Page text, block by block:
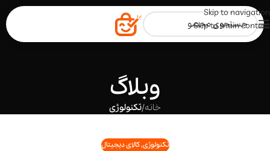
Skip to navigation
Skip to main content
وبلاگ
خانه/تکنولوژی
تکنولوژی,کالای دیجیتال